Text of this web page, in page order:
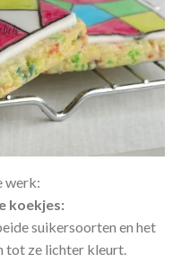
werk:
koekjes:
suikersoorten en het
tot ze lichter kleurt.